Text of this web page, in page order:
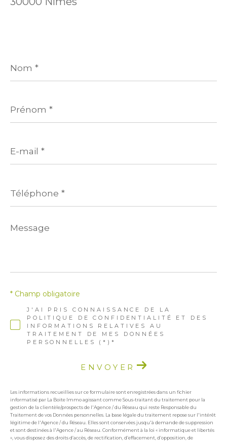
*
*
mail
*
*
Message
*
J'AI PRIS CONNAISSANCE DE LA
POLITIQUE DE CONFIDENTIALITÉ ET DES
INFORMATIONS RELATIVES AU
TRAITEMENT DE MES DONNÉES
PERSONNELLES (*)*
* Champ obligatoire
ENVOYER
Les informations recueillies sur ce formulaire sont enregistrées dans un fichier
informatisé par La Boite Immo agissant comme Sous-traitant du traitement pour la
gestion de la clientèle/prospects de l'Agence / du Réseau qui reste Responsable du
Traitement de vos Données personnelles. La base légale du traitement repose sur l'intérêt
légitime de l'Agence / du Réseau. Elles sont conservées jusqu'à demande de suppression
et sont destinées à l'Agence / au Réseau. Conformément à la loi « informatique et libertés
», vous disposez des droits d’accès, de rectification, d’effacement, d’opposition, de